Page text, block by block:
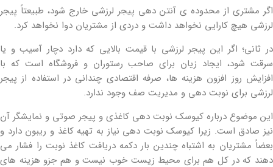
اگر مشتری از محدوده ی آنتن دهی پیجر لرزشی خارج شود، طبیعتاً پیجر
لرزشی هیچ کارایی نخواهد داشت و دردی از مشتریان دوا نخواهد کرد.
در ثانی؛ اگر این پیجر لرزشی با قیمت بالایی که دارد دچار آسیب و یا
سرقت شود، ایجاد زیان برای صاحب رستوران و فروشگاه است که با
افزایش روز افزون هزینه ها، صرفه اقتصادی چندانی در استفاده از پیجر
لرزشی برای نوبت دهی و مدیریت صف وجود ندارد.
این موضوع درباره کیوسک نوبت دهی کاغذی و پیجر صوتی و نمایشگر آن
نیز صادق است. زیرا کیوسک نوبت دهی نیاز به تهیه کاغذ و ریبون دارد و
بعضاً مشتریان به اشتباه چندین بار دکمه دریافت کاغذ نوبت را فشار می
دهند که در کل هم برای محیط زیست خوب نیست و هم جزو هزینه های